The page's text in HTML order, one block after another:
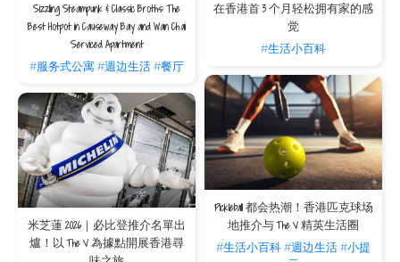
服务式住宅的优势
服务式住宅正逐渐成为现代都市人的理想居住选择，其概念完美融合了酒店的便利与
家的舒适，为不同需求的人群提供灵活且高效的住宿方案。
酒店级服务 × 灵活实惠月租
服务式住宅完美融合了酒店的专业管理与家的舒适，提供每日房间清洁、24小时前
台、保安、洗衣等贴心服务。其核心优势在于，相比传统酒店，服务式住宅按月计算
租金，长租价格更具竞争力。您不但能以更具成本效益的方式享受媲美酒店的优质服
务，还能省却传统租赁的繁琐事宜，如处理水电帐单、网络设定等，让生活回归简
单，降低长期住宿成本的同时，享受着高质素生活。
尽享便利交通及生活配套
地理位置是服务式住宅的另一大优势。它们大多选址于市区核心地段或交通枢纽，方
Sizzling Steampunk & Classic Broths: The
Best Hotpot in Causeway Bay and Wan Chai
Serviced Apartment
#服务式公寓#週边生活#餐厅
在香港首 3 个月轻松拥有家的感
觉
#生活小百科
Pickleball 都会热潮！香港匹克球场
地推介与 The V 精英生活圈
#生活小百科#週边生活#小提
米芝蓮 2026｜必比登推介名單出
爐！以 The V 為據點開展香港尋